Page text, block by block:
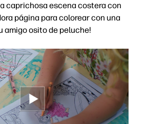
caprichosa escena costera con
página para colorear con una
amigo osito de peluche!
distribuya y coloree, sin
detalles costeros despiertan la
de historias: los niños
crayones, rotuladores o lápices de